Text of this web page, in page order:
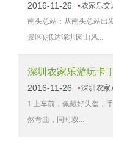
2016-11-26
农家乐交
南头总站：从南头总站出
景区),抵达深圳园山风...
深圳农家乐游玩卡
2016-11-26
深圳农家
1.上车前，佩戴好头盔，
然弯曲，同时双...